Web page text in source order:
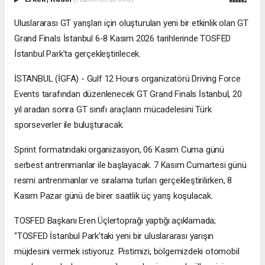
Uluslararası GT yarışları için oluşturulan yeni bir etkinlik olan GT
Grand Finals İstanbul 6-8 Kasım 2026 tarihlerinde TOSFED
İstanbul Park’ta gerçekleştirilecek.
İSTANBUL (İGFA) - Gulf 12 Hours organizatörü Driving Force
Events tarafından düzenlenecek GT Grand Finals İstanbul, 20
yıl aradan sonra GT sınıfı araçların mücadelesini Türk
sporseverler ile buluşturacak.
Sprint formatındaki organizasyon, 06 Kasım Cuma günü
serbest antrenmanlar ile başlayacak. 7 Kasım Cumartesi günü
resmi antrenmanlar ve sıralama turları gerçekleştirilirken, 8
Kasım Pazar günü de birer saatlik üç yarış koşulacak.
TOSFED Başkanı Eren Üçlertoprağı yaptığı açıklamada;
"TOSFED İstanbul Park’taki yeni bir uluslararası yarışın
müjdesini vermek istiyoruz. Pistimizi, bölgemizdeki otomobil